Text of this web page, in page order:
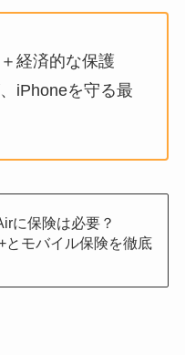
経済的な保護
iPhoneを守る最
に保険は必要？
とモバイル保険を徹底